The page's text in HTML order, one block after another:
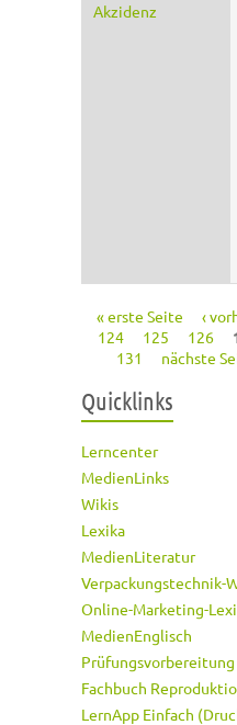
Akzidenz
Seiten
« erste Seite ‹
124
125 126
131
nächste
Quicklinks
Lerncenter
MedienLinks
Wikis
Lexika
MedienLiteratur
Verpackungstechnik-
Online-Marketing-
MedienEnglisch
Prüfungsvorbereitung
Fachbuch
LernApp Einfach